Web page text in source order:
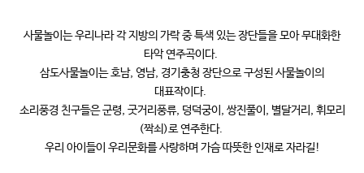
사물놀이는 우리나라 각 지방의 가락 중 특색 있는 장단들을 모아 무대화한
타악 연주곡이다.
삼도사물놀이는 호남, 영남, 경기충청 장단으로 구성된 사물놀이의
대표작이다.
소리풍경 친구들은 군령, 굿거리풍류, 덩덕궁이, 쌍진풀이, 별달거리, 휘모리
(짝쇠)로 연주한다.
우리 아이들이 우리문화를 사랑하며 가슴 따뜻한 인재로 자라길!